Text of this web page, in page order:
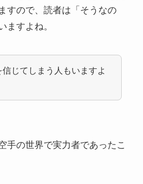
すので、読者は「そうなの
ますよね。
信じてしまう人もいますよ
手の世界で実力者であったこ